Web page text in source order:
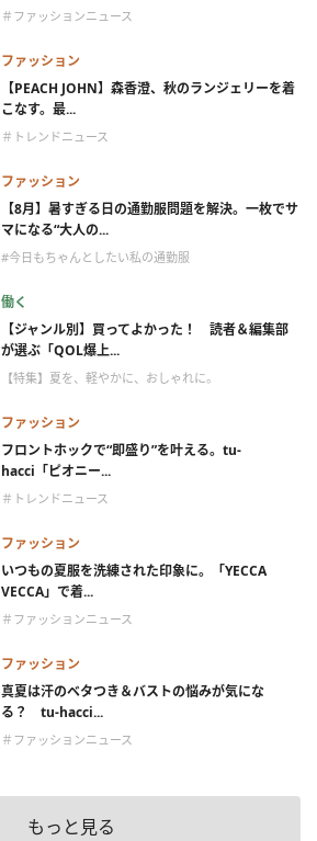
＃ファッションニュース
ファッション
【PEACH JOHN】森香澄、秋のランジェリーを着
こなす。最...
＃トレンドニュース
ファッション
【8月】暑すぎる日の通勤服問題を解決。一枚でサ
マになる“大人の...
#今日もちゃんとしたい私の通勤服
働く
【ジャンル別】買ってよかった！ 読者＆編集部
が選ぶ「QOL爆上...
【特集】夏を、軽やかに、おしゃれに。
ファッション
フロントホックで“即盛り”を叶える。tu-
hacci「ピオニー...
＃トレンドニュース
ファッション
いつもの夏服を洗練された印象に。「YECCA
VECCA」で着...
＃ファッションニュース
ファッション
真夏は汗のベタつき＆バストの悩みが気にな
る？ tu-hacci...
＃ファッションニュース
もっと見る